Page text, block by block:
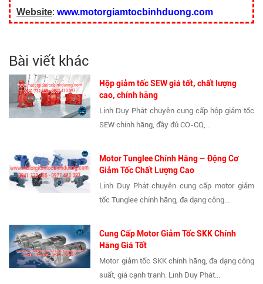
Website: www.motorgiamtocbinhduong.com
Bài viết khác
Hộp giảm tốc SEW giá tốt, chất lượng
cao, chính hãng
Linh Duy Phát chuyên cung cấp hộp giảm tốc
SEW chính hãng, đầy đủ CO-CQ,...
Motor Tunglee Chính Hãng – Động Cơ
Giảm Tốc Chất Lượng Cao
Linh Duy Phát chuyên cung cấp motor giảm
tốc Tunglee chính hãng, đa dạng công...
Cung Cấp Motor Giảm Tốc SKK Chính
Hãng Giá Tốt
Motor giảm tốc SKK chính hãng, đa dạng công
suất, giá cạnh tranh. Linh Duy Phát...